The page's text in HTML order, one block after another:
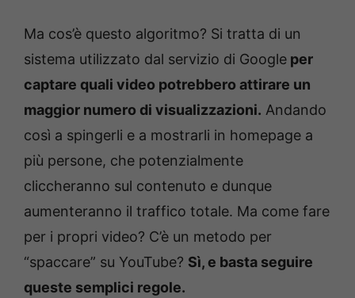
Ma cos’è questo algoritmo? Si tratta di un
sistema utilizzato dal servizio di Google per
captare quali video potrebbero attirare un
maggior numero di visualizzazioni. Andando
così a spingerli e a mostrarli in homepage a
più persone, che potenzialmente
cliccheranno sul contenuto e dunque
aumenteranno il traffico totale. Ma come fare
per i propri video? C’è un metodo per
“spaccare” su YouTube? Sì, e basta seguire
queste semplici regole.